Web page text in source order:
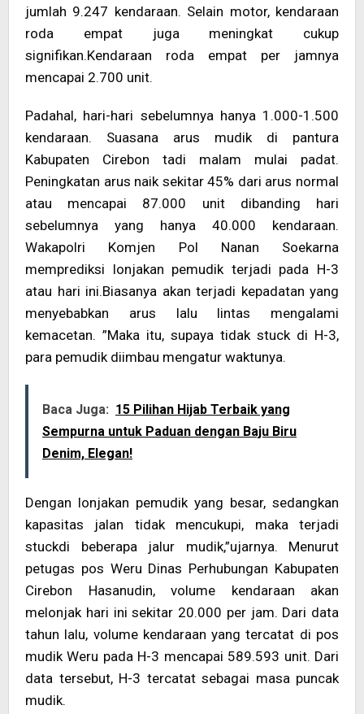
jumlah 9.247 kendaraan. Selain motor, kendaraan
roda empat juga meningkat cukup
signifikan.Kendaraan roda empat per jamnya
mencapai 2.700 unit.
Padahal, hari-hari sebelumnya hanya 1.000-1.500
kendaraan. Suasana arus mudik di pantura
Kabupaten Cirebon tadi malam mulai padat.
Peningkatan arus naik sekitar 45% dari arus normal
atau mencapai 87.000 unit dibanding hari
sebelumnya yang hanya 40.000 kendaraan.
Wakapolri Komjen Pol Nanan Soekarna
memprediksi lonjakan pemudik terjadi pada H-3
atau hari ini.Biasanya akan terjadi kepadatan yang
menyebabkan arus lalu lintas mengalami
kemacetan. ”Maka itu, supaya tidak stuck di H-3,
para pemudik diimbau mengatur waktunya.
Baca Juga: 15 Pilihan Hijab Terbaik yang
Sempurna untuk Paduan dengan Baju Biru
Denim, Elegan!
Dengan lonjakan pemudik yang besar, sedangkan
kapasitas jalan tidak mencukupi, maka terjadi
stuckdi beberapa jalur mudik,”ujarnya. Menurut
petugas pos Weru Dinas Perhubungan Kabupaten
Cirebon Hasanudin, volume kendaraan akan
melonjak hari ini sekitar 20.000 per jam. Dari data
tahun lalu, volume kendaraan yang tercatat di pos
mudik Weru pada H-3 mencapai 589.593 unit. Dari
data tersebut, H-3 tercatat sebagai masa puncak
mudik.